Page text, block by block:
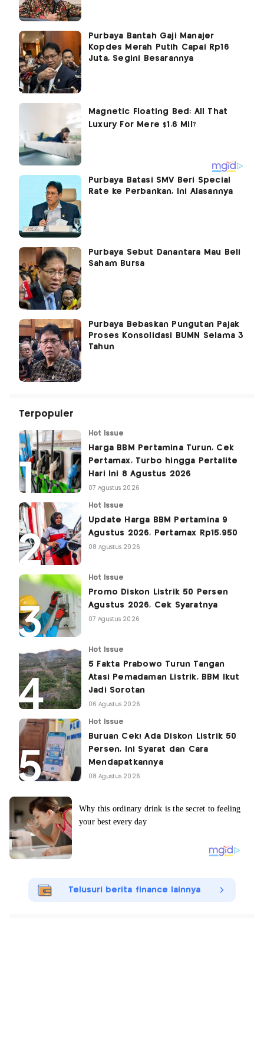
Purbaya Bantah Gaji Manajer
Kopdes Merah Putih Capai Rp16
Juta, Segini Besarannya
Purbaya Batasi SMV Beri Special
Rate ke Perbankan, Ini Alasannya
Purbaya Sebut Danantara Mau Beli
Saham Bursa
Purbaya Bebaskan Pungutan Pajak
Proses Konsolidasi BUMN Selama 3
Tahun
Terpopuler
Hot Issue
Harga BBM Pertamina Turun, Cek
Pertamax, Turbo hingga Pertalite
Hari Ini 8 Agustus 2026
07 Agustus 2026
Hot Issue
Update Harga BBM Pertamina 9
Agustus 2026, Pertamax Rp15.950
08 Agustus 2026
Hot Issue
Promo Diskon Listrik 50 Persen
Agustus 2026, Cek Syaratnya
07 Agustus 2026
Hot Issue
5 Fakta Prabowo Turun Tangan
Atasi Pemadaman Listrik, BBM Ikut
Jadi Sorotan
06 Agustus 2026
Hot Issue
Buruan Cek! Ada Diskon Listrik 50
Persen, Ini Syarat dan Cara
Mendapatkannya
08 Agustus 2026
Telusuri berita finance lainnya